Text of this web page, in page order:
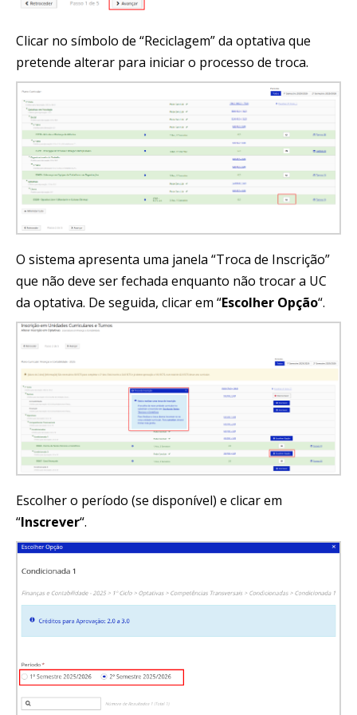
Clicar no símbolo de “Reciclagem” da optativa que
pretende alterar para iniciar o processo de troca.
O sistema apresenta uma janela “Troca de Inscrição”
que não deve ser fechada enquanto não trocar a UC
da optativa. De seguida, clicar em “Escolher Opção“.
Escolher o período (se disponível) e clicar em
“Inscrever“.